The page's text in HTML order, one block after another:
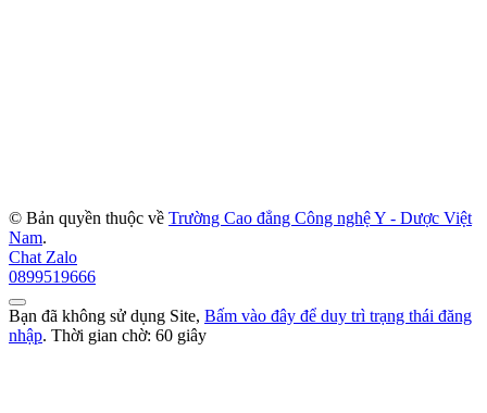
© Bản quyền thuộc về Trường Cao đẳng Công nghệ Y - Dược Việt
Nam.
Chat Zalo
0899519666
Bạn đã không sử dụng Site, Bấm vào đây để duy trì trạng thái đăng
nhập. Thời gian chờ: 60 giây